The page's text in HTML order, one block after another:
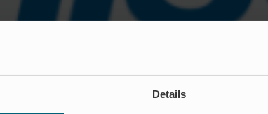
Details